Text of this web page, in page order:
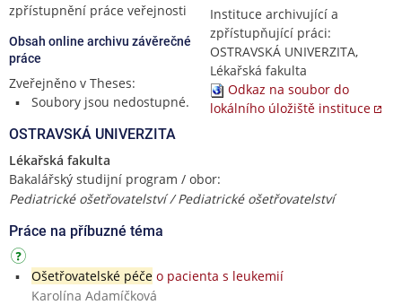
zpřístupnění práce veřejnosti
Obsah online archivu závěrečné
práce
Zveřejněno v Theses:
Soubory jsou nedostupné.
Instituce archivující a
zpřístupňující práci:
OSTRAVSKÁ UNIVERZITA,
Lékařská fakulta
Odkaz na soubor do
lokálního úložiště instituce
OSTRAVSKÁ UNIVERZITA
Lékařská fakulta
Bakalářský studijní program / obor:
Pediatrické ošetřovatelství / Pediatrické ošetřovatelství
Práce na příbuzné téma
Ošetřovatelské péčeo pacienta s leukemií
Karolína Adamíčková